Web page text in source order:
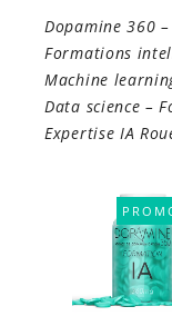
Dopamine 360
Formations
Machine
Data science –
Expertise IA